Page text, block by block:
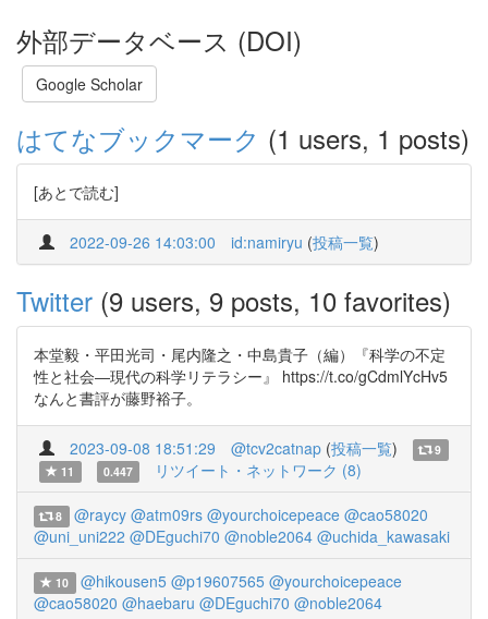
外部データベース (DOI)
Google Scholar
はてなブックマーク (1 users, 1 posts)
[あとで読む]
2022-09-26 14:03:00 id:namiryu (投稿一覧)
Twitter (9 users, 9 posts, 10 favorites)
本堂毅・平田光司・尾内隆之・中島貴子（編）『科学の不定
性と社会―現代の科学リテラシー』 https://t.co/gCdmlYcHv5
なんと書評が藤野裕子。
2023-09-08 18:51:29 @tcv2catnap (投稿一覧)
9
11
0.447 リツイート・ネットワーク (8)
8 @raycy @atm09rs @yourchoicepeace @cao58020
@uni_uni222 @DEguchi70 @noble2064 @uchida_kawasaki
10 @hikousen5 @p19607565 @yourchoicepeace
@cao58020 @haebaru @DEguchi70 @noble2064